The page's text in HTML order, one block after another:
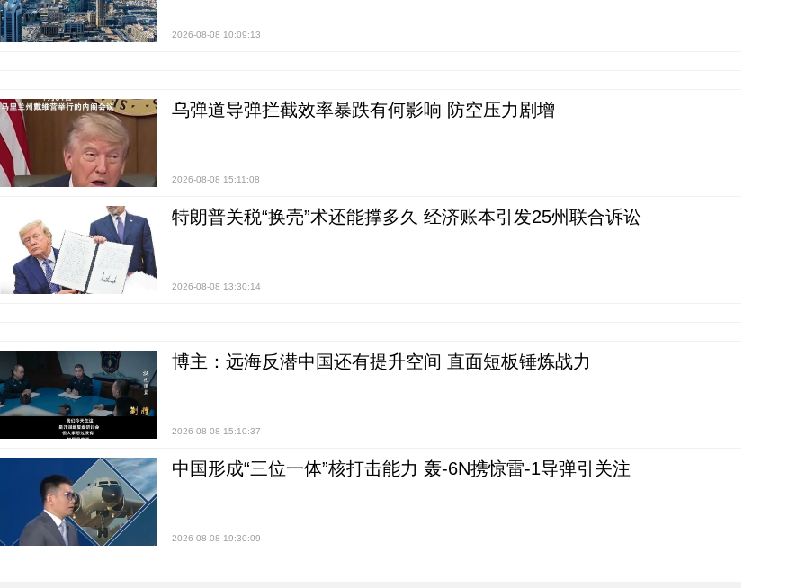
2026-08-08 10:09:13
乌弹道导弹拦截效率暴跌有何影响 防空压力剧增
2026-08-08 15:11:08
特朗普关税“换壳”术还能撑多久 经济账本引发25州联合诉讼
2026-08-08 13:30:14
博主：远海反潜中国还有提升空间 直面短板锤炼战力
2026-08-08 15:10:37
中国形成“三位一体”核打击能力 轰-6N携惊雷-1导弹引关注
2026-08-08 19:30:09